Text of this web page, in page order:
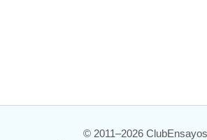
© 2011–2026